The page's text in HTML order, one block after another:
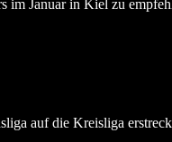
Januar in Kiel zu
auf die Kreisliga